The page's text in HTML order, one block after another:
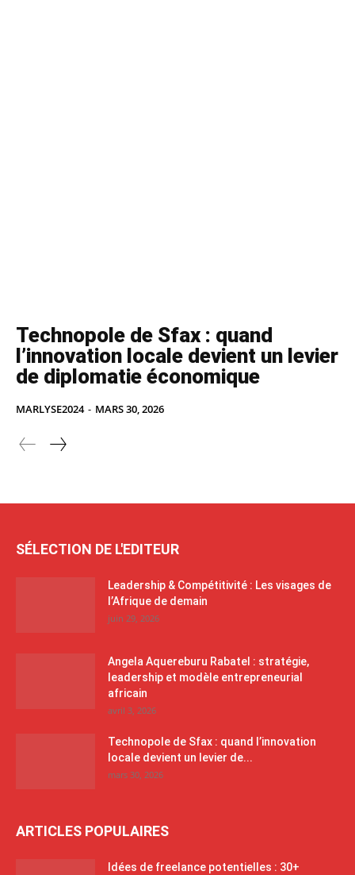
Technopole de Sfax : quand
l’innovation locale devient un levier
de diplomatie économique
MARLYSE2024 - MARS 30, 2026
SÉLECTION DE L'EDITEUR
Leadership & Compétitivité : Les visages de
l’Afrique de demain
juin 29, 2026
Angela Aquereburu Rabatel : stratégie,
leadership et modèle entrepreneurial
africain
avril 3, 2026
Technopole de Sfax : quand l’innovation
locale devient un levier de...
mars 30, 2026
ARTICLES POPULAIRES
Idées de freelance potentielles : 30+